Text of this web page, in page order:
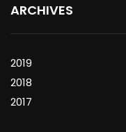
ARCHIVES
2019
2018
2017